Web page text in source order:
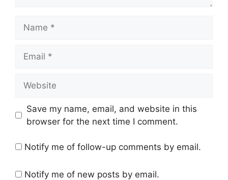
Save my name, email, and website in this
browser for the next time I comment.
Notify me of follow-up comments by email.
Notify me of new posts by email.